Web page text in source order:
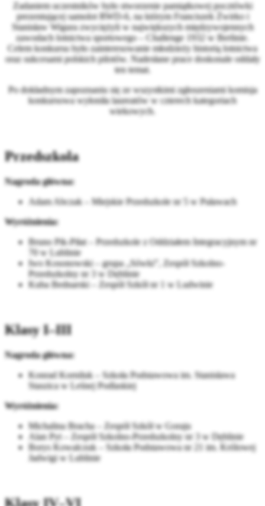
Zadaniem uczestników było stworzenie pamiątkowej pocztówki
prezentującej samolot RWD-6, na którym Franciszek Żwirko i
Stanisław Wigura zwyciężyli w największych międzywojennych
zawodach lotnictwa sportowego – Challenge 1932 w Berlinie.
Celem konkursu było zainteresowanie młodzieży historią lotnictwa
oraz sukcesami polskich pilotów. Nadesłane prace doskonale oddały
ten temat.
Po dokładnym zapoznaniu się ze wszystkimi zgłoszeniami komisja
konkursowa wyłoniła laureatów w czterech kategoriach
wiekowych.
Przedszkola
Nagroda główna:
Adam Abczak – Miejskie Przedszkole nr 5 w Puławach
Wyróżnienia:
Bruno Pik-Piłat – Przedszkole z Oddziałem Integracyjnym nr
70 w Lublinie
Iwo Kosonowski – grupa „Sówki”, Zespół Szkolno-
Przedszkolny nr 3 w Dęblinie
Kuba Bednarski – Zespół Szkół nr 1 w Ludwinie
Klasy I–III
Nagroda główna:
Konrad Korniluk – Szkoła Podstawowa im. Stanisława
Staszica w Leśnej Podlaskiej
Wyróżnienia:
Michalina Bracha – Zespół Szkół w Goraju
Alan Pyt – Zespół Szkolno-Przedszkolny nr 3 w Dęblinie
Borys Kowalczuk – Szkoła Podstawowa nr 21 im. Królowej
Jadwigi w Lublinie
Klasy IV–VI